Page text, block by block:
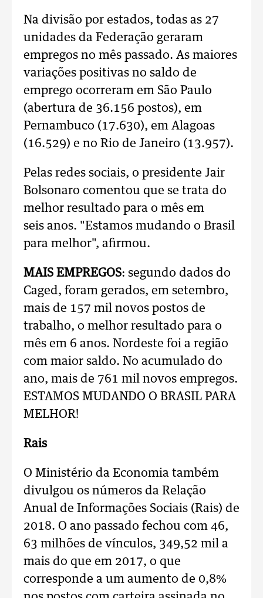
Na divisão por estados, todas as 27
unidades da Federação geraram
empregos no mês passado. As maiores
variações positivas no saldo de
emprego ocorreram em São Paulo
(abertura de 36.156 postos), em
Pernambuco (17.630), em Alagoas
(16.529) e no Rio de Janeiro (13.957).
Pelas redes sociais, o presidente Jair
Bolsonaro comentou que se trata do
melhor resultado para o mês em
seis anos. "Estamos mudando o Brasil
para melhor", afirmou.
MAIS EMPREGOS: segundo dados do
Caged, foram gerados, em setembro,
mais de 157 mil novos postos de
trabalho, o melhor resultado para o
mês em 6 anos. Nordeste foi a região
com maior saldo. No acumulado do
ano, mais de 761 mil novos empregos.
ESTAMOS MUDANDO O BRASIL PARA
MELHOR!
Rais
O Ministério da Economia também
divulgou os números da Relação
Anual de Informações Sociais (Rais) de
2018. O ano passado fechou com 46,
63 milhões de vínculos, 349,52 mil a
mais do que em 2017, o que
corresponde a um aumento de 0,8%